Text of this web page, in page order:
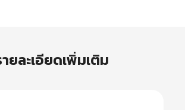
ยละเอียดเพิ่มเติม